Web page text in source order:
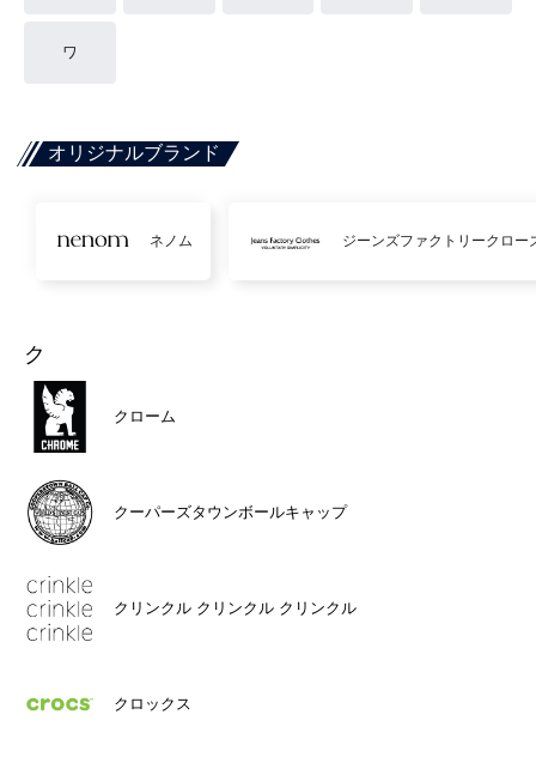
ワ
オリジナルブランド
ネノム ジーンズファクトリークロー
ク
クローム
クーパーズタウンボールキャップ
クリンクル クリンクル クリンクル
クロックス